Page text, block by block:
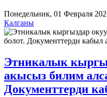
Понедельник, 01 Февраля
Калганы
Этникалык
акысыз билим
Документтерди